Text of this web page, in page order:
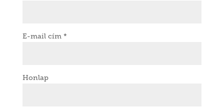
E-mail cím *
Honlap